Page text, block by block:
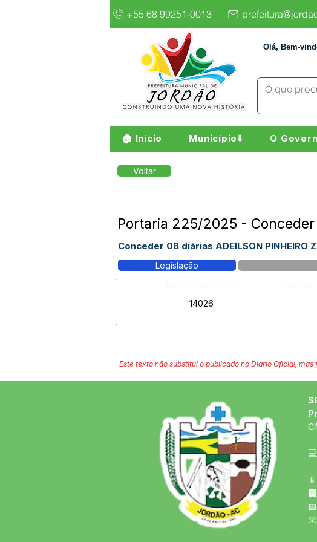
+55 68 99251-0013
Olá, Bem-
🏠 Início Município⬇️ O
Voltar
Portaria 225/2025 - Conceder
Conceder 08 diárias ADEILSON PINHEIRO
Legislação
14026
Este texto não substitui o publicado no Diário Oficial,
📧